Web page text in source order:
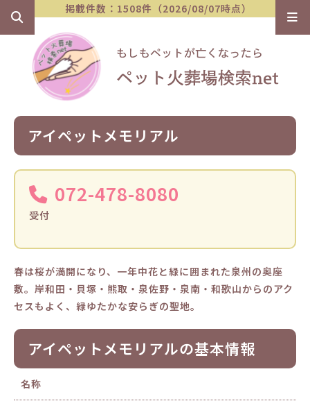
掲載件数：1508件（2026/08/07時点）
アイペットメモリアル
072-478-8080
受付
春は桜が満開になり、一年中花と緑に囲まれた泉州の奥座
敷。岸和田・貝塚・熊取・泉佐野・泉南・和歌山からのアク
セスもよく、緑ゆたかな安らぎの聖地。
アイペットメモリアルの基本情報
名称